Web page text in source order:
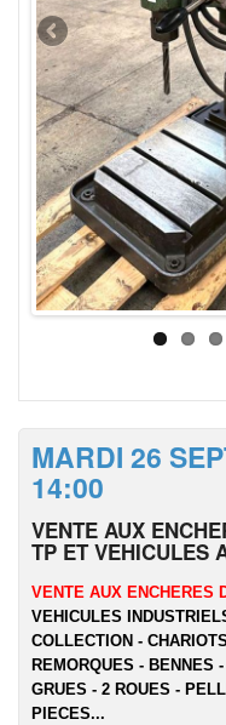
MARDI 26
14:00
VENTE AUX
TP ET VEHICULES
VENTE AUX ENCHERES
VEHICULES
COLLECTION -
REMORQUES - BENNES
GRUES - 2 ROUES -
PIECES...